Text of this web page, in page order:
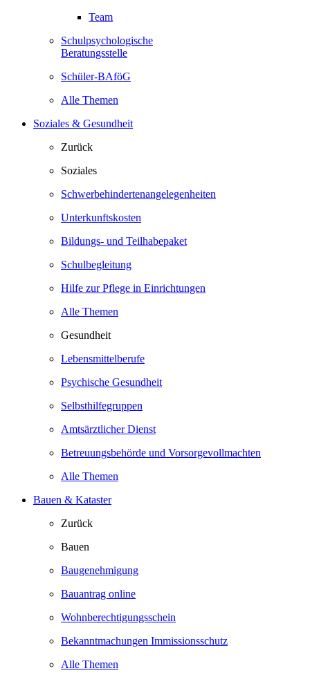
Team
Schulpsychologische
Beratungsstelle
Schüler-BAföG
Alle Themen
Soziales & Gesundheit
Zurück
Soziales
Schwerbehindertenangelegenheiten
Unterkunftskosten
Bildungs- und Teilhabepaket
Schulbegleitung
Hilfe zur Pflege in Einrichtungen
Alle Themen
Gesundheit
Lebensmittelberufe
Psychische Gesundheit
Selbsthilfegruppen
Amtsärztlicher Dienst
Betreuungsbehörde und Vorsorgevollmachten
Alle Themen
Bauen & Kataster
Zurück
Bauen
Baugenehmigung
Bauantrag online
Wohnberechtigungsschein
Bekanntmachungen Immissionsschutz
Alle Themen